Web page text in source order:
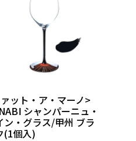
ット・ア・マーノ>
シャンパーニュ・
ン・グラス/甲州 ブラ
(1個入)